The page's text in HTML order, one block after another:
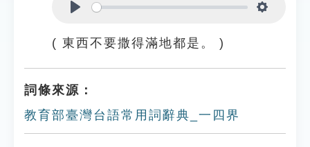
( 東西不要撒得滿地都是。 )
詞條來源：
教育部臺灣台語常用詞辭典_一四界